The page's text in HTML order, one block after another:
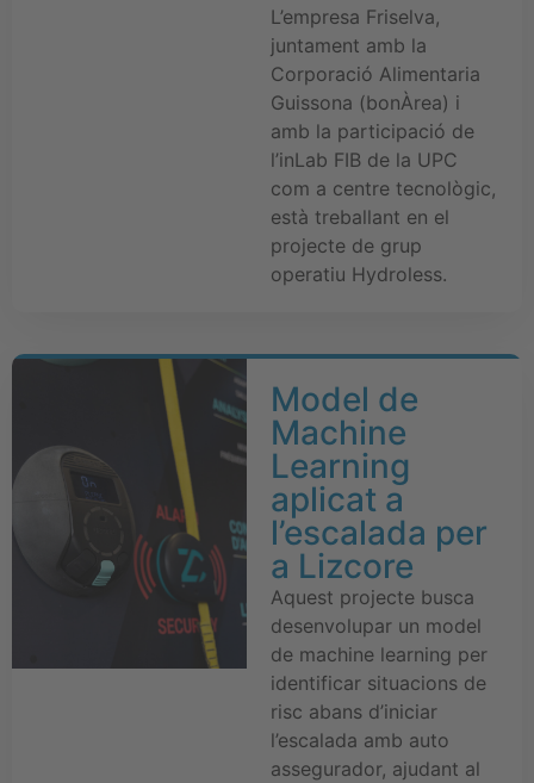
L’empresa Friselva,
juntament amb la
Corporació Alimentaria
Guissona (bonÀrea) i
amb la participació de
l’inLab FIB de la UPC
com a centre tecnològic,
està treballant en el
projecte de grup
operatiu Hydroless.
Model de
Machine
Learning
aplicat a
l’escalada per
a Lizcore
Aquest projecte busca
desenvolupar un model
de machine learning per
identificar situacions de
risc abans d’iniciar
l’escalada amb auto
assegurador, ajudant al